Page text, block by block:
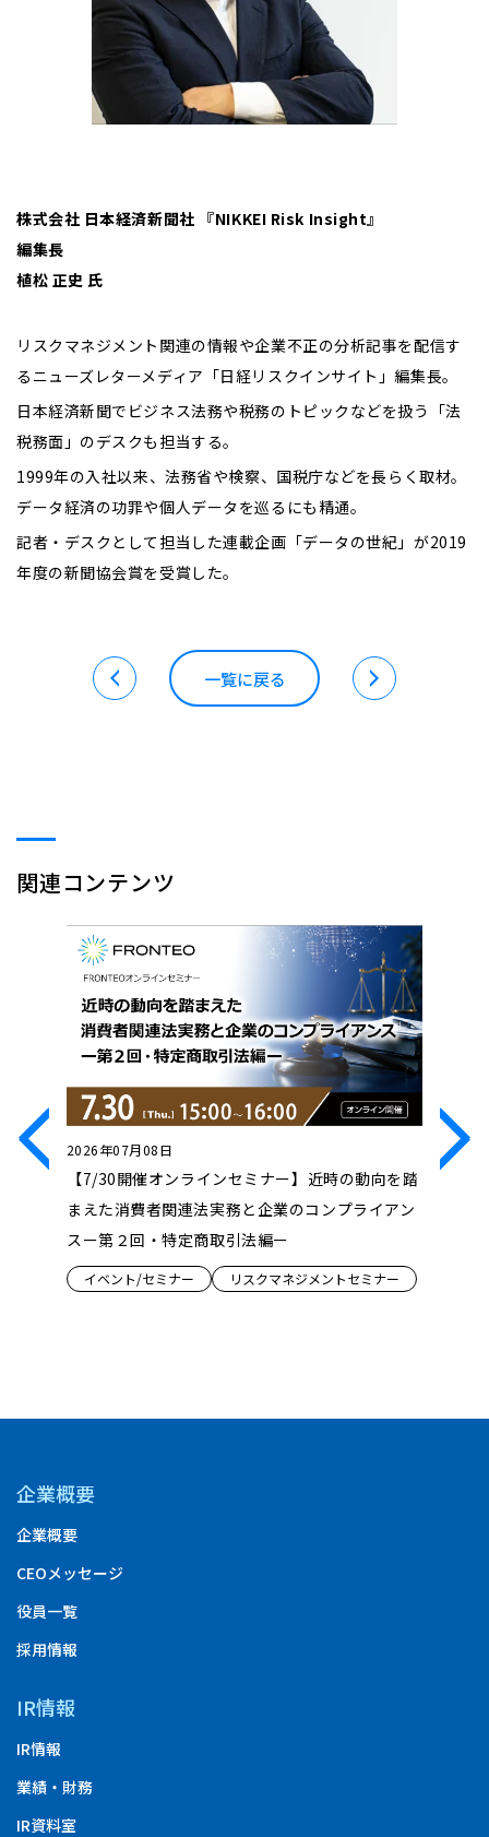
株式会社 日本経済新聞社 『NIKKEI Risk Insight』
編集長
植松 正史 氏
リスクマネジメント関連の情報や企業不正の分析記事を配信す
るニューズレターメディア「日経リスクインサイト」編集長。
日本経済新聞でビジネス法務や税務のトピックなどを扱う「法
税務面」のデスクも担当する。
1999年の入社以来、法務省や検察、国税庁などを長らく取材。
データ経済の功罪や個人データを巡るにも精通。
記者・デスクとして担当した連載企画「データの世紀」が2019
年度の新聞協会賞を受賞した。
一覧に戻る
関連コンテンツ
2026年07月08日
【7/30開催オンラインセミナー】近時の動向を踏
まえた消費者関連法実務と企業のコンプライアン
スー第２回・特定商取引法編ー
イベント/セミナー リスクマネジメントセミナー
2026年
企業概要
企業概要
CEOメッセージ
役員一覧
採用情報
IR情報
IR情報
業績・財務
IR資料室